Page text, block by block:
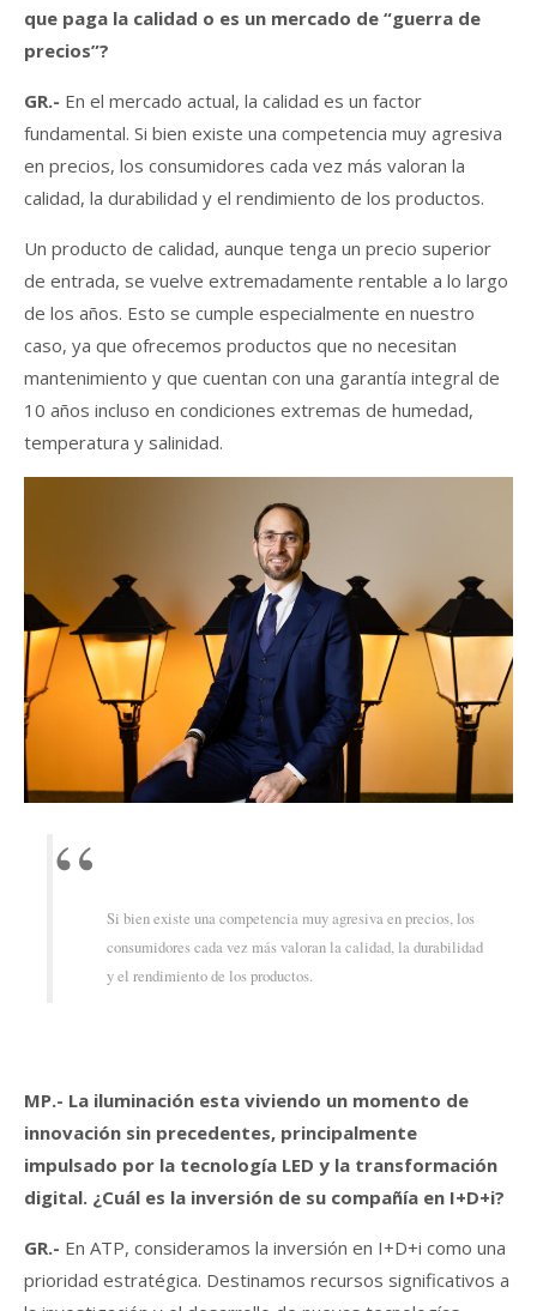
que paga la calidad o es un mercado de “guerra de
precios”?
GR.- En el mercado actual, la calidad es un factor
fundamental. Si bien existe una competencia muy agresiva
en precios, los consumidores cada vez más valoran la
calidad, la durabilidad y el rendimiento de los productos.
Un producto de calidad, aunque tenga un precio superior
de entrada, se vuelve extremadamente rentable a lo largo
de los años. Esto se cumple especialmente en nuestro
caso, ya que ofrecemos productos que no necesitan
mantenimiento y que cuentan con una garantía integral de
10 años incluso en condiciones extremas de humedad,
temperatura y salinidad.
Si bien existe una competencia muy agresiva en precios, los
consumidores cada vez más valoran la calidad, la durabilidad
y el rendimiento de los productos.
MP.- La iluminación esta viviendo un momento de
innovación sin precedentes, principalmente
impulsado por la tecnología LED y la transformación
digital. ¿Cuál es la inversión de su compañía en I+D+i?
GR.- En ATP, consideramos la inversión en I+D+i como una
prioridad estratégica. Destinamos recursos significativos a